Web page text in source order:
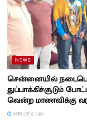
NEWS
சென்னையில்
துப்பாக்கிச்சூடும்
வென்ற மாணவிக்கு
AUGUST 6, 2026